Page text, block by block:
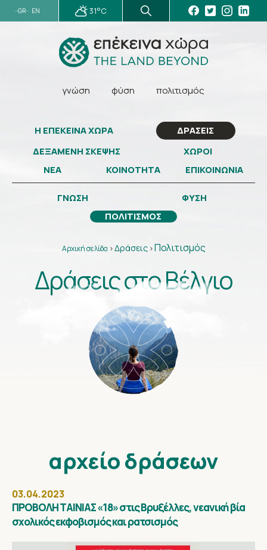
GR EN 31°C
γνώση φύση πολιτισμός
Η ΕΠΕΚΕΙΝΑ ΧΩΡΑ
ΔΡΑΣΕΙΣ
ΔΕΞΑΜΕΝΗ ΣΚΕΨΗΣ
ΧΩΡΟΙ
ΝΕΑ
ΚΟΙΝΟΤΗΤΑ ΕΠΙΚΟΙΝΩΝΙΑ
ΓΝΩΣΗ
ΦΥΣΗ
ΠΟΛΙΤΙΣΜΟΣ
Αρχική σελίδα >Δράσεις>Πολιτισμός
Δράσεις στο Βέλγιο
αρχείοδράσεων
03.04.2023
ΠΡΟΒΟΛΗ ΤΑΙΝΙΑΣ «18» στις Βρυξέλλες, νεανική βία
σχολικός εκφοβισμός και ρατσισμός